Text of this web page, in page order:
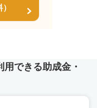
できる助成金・